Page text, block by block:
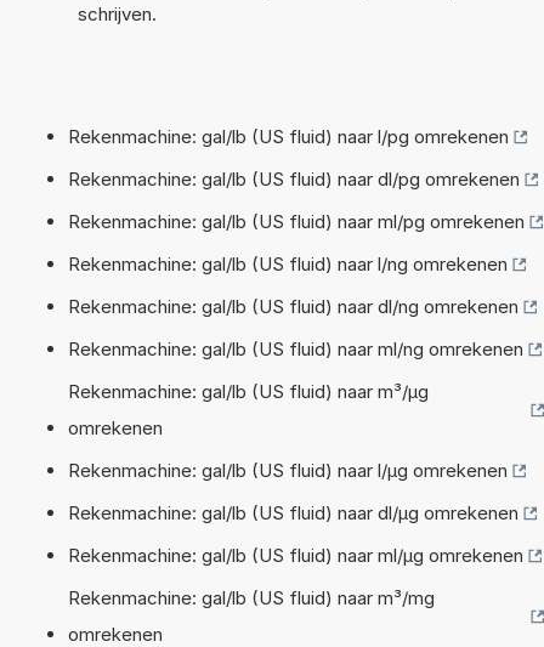
schrijven.
Rekenmachine: gal/lb (US fluid) naar l/pg omrekenen
Rekenmachine: gal/lb (US fluid) naar dl/pg omrekenen
Rekenmachine: gal/lb (US fluid) naar ml/pg omrekenen
Rekenmachine: gal/lb (US fluid) naar l/ng omrekenen
Rekenmachine: gal/lb (US fluid) naar dl/ng omrekenen
Rekenmachine: gal/lb (US fluid) naar ml/ng omrekenen
Rekenmachine: gal/lb (US fluid) naar m³/µg
omrekenen
Rekenmachine: gal/lb (US fluid) naar l/µg omrekenen
Rekenmachine: gal/lb (US fluid) naar dl/µg omrekenen
Rekenmachine: gal/lb (US fluid) naar ml/µg omrekenen
Rekenmachine: gal/lb (US fluid) naar m³/mg
omrekenen